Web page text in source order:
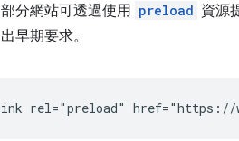
部分網站可透過使用 preload 資源
出早期要求。